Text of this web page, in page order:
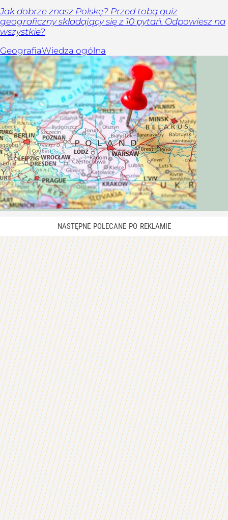
Jak dobrze znasz Polskę? Przed tobą quiz
geograficzny składający się z 10 pytań. Odpowiesz na
wszystkie?
GeografiaWiedza ogólna